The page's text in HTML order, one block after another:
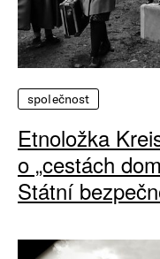
společnost
Etnoložka
o „cestách
Státní